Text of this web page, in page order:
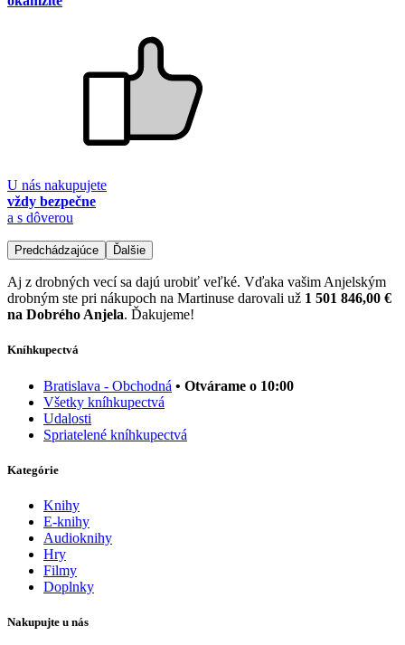
U nás nakupujete
vždy bezpečne
a s dôverou
Predchádzajúce Ďalšie
Aj z drobných vecí sa dajú urobiť veľké. Vďaka vašim Anjelským
drobným ste pri nákupoch na Martinuse darovali už 1 501 846,00 €
na Dobrého Anjela. Ďakujeme!
Kníhkupectvá
Bratislava - Obchodná • Otvárame o 10:00
Všetky kníhkupectvá
Udalosti
Spriatelené kníhkupectvá
Kategórie
Knihy
E-knihy
Audioknihy
Hry
Filmy
Doplnky
Nakupujte u nás